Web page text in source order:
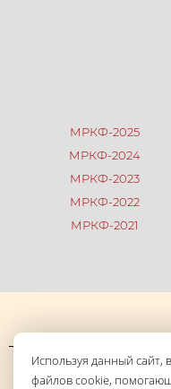
МРКФ-2025
МРКФ-2024
МРКФ-2023
МРКФ-2022
МРКФ-2021
Политика
Используя данный сайт,
файлов cookie,